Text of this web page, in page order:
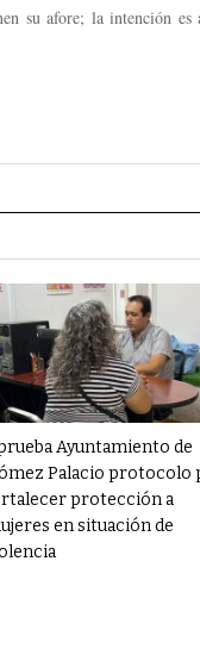
su afore; la intención es
Ayuntamiento de
Palacio protocolo
protección a
en situación de